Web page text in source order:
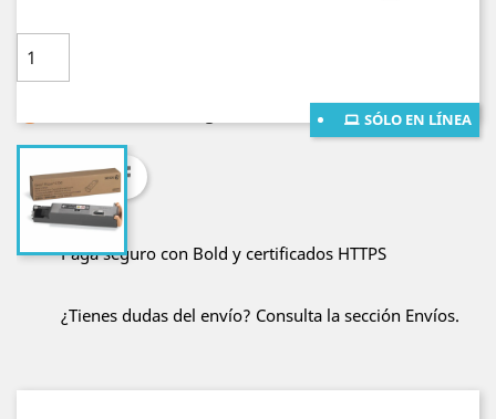
SÓLO EN LÍNEA
Compartir
Paga seguro con Bold y certificados HTTPS
¿Tienes dudas del envío? Consulta la sección Envíos.